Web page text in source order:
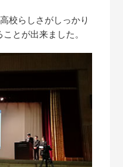
校らしさがしっかり
とが出来ました。